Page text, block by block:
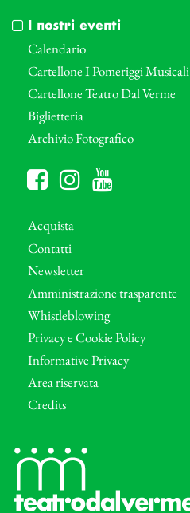
I nostri eventi
Calendario
Cartellone I Pomeriggi Musicali
Cartellone Teatro Dal Verme
Biglietteria
Archivio Fotografico
Acquista
Contatti
Newsletter
Amministrazione trasparente
Whistleblowing
Privacy e Cookie Policy
Informative Privacy
Area riservata
Credits